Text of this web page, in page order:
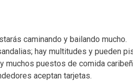
caminando y bailando mucho.
hay multitudes y pueden
muchos puestos de comida
aceptan tarjetas.